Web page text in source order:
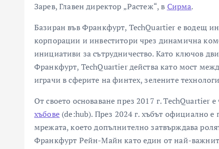
Зарев, Главен директор „Растеж“, в Сирма.
Базиран във Франкфурт, TechQuartier е водещ
корпорации и инвеститори чрез динамична
инициативи за сътрудничество. Като ключов
Франкфурт, TechQuartier действа като мост
играчи в сферите на финтех, зелените
От своето основаване през 2017 г. TechQuartier е
хъбове(de:hub). През 2024 г. хъбът официално
мрежата, което допълнително затвърждава
Франкфурт Рейн-Майн като един от най-